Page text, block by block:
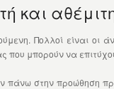
και
Πολλοί είναι
που μπορούν να
στην προώθηση